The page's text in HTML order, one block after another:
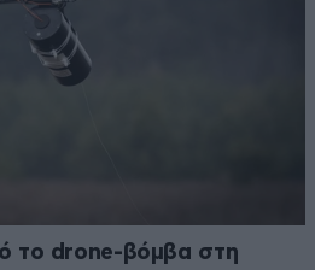
το drone-βόμβα στη